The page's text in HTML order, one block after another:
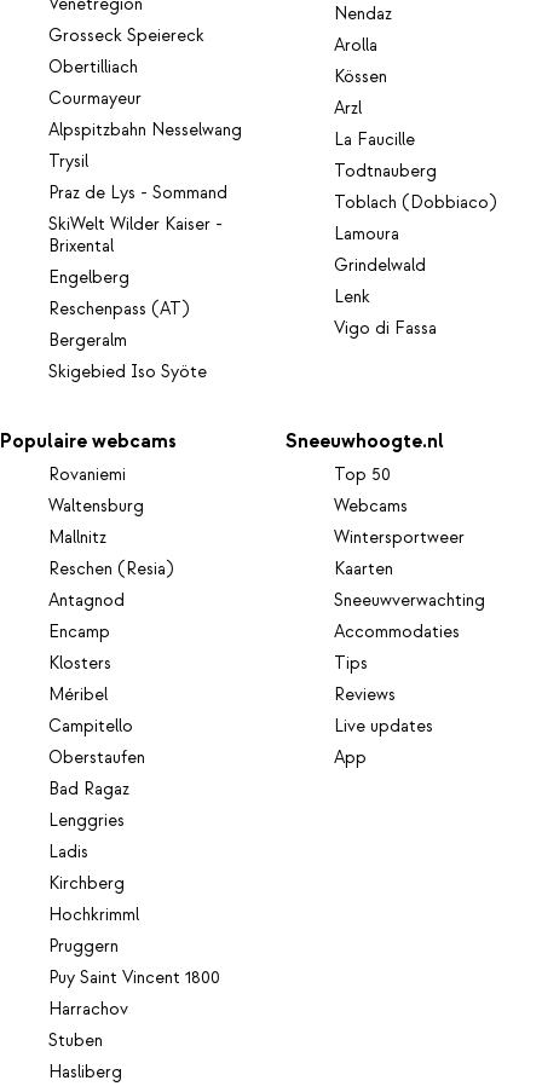
Venetregion
Grosseck Speiereck
Obertilliach
Courmayeur
Alpspitzbahn Nesselwang
Trysil
Praz de Lys - Sommand
SkiWelt Wilder Kaiser -
Brixental
Engelberg
Reschenpass (AT)
Bergeralm
Skigebied Iso Syöte
Nendaz
Arolla
Kössen
Arzl
La Faucille
Todtnauberg
Toblach (Dobbiaco)
Lamoura
Grindelwald
Lenk
Vigo di Fassa
Populaire webcams
Rovaniemi
Waltensburg
Mallnitz
Reschen (Resia)
Antagnod
Encamp
Klosters
Méribel
Campitello
Oberstaufen
Bad Ragaz
Lenggries
Ladis
Kirchberg
Hochkrimml
Pruggern
Puy Saint Vincent 1800
Harrachov
Stuben
Hasliberg
Sneeuwhoogte.nl
Top 50
Webcams
Wintersportweer
Kaarten
Sneeuwverwachting
Accommodaties
Tips
Reviews
Live updates
App